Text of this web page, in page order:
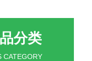
分类
CATEGORY